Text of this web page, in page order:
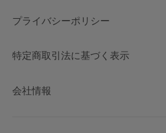
プライバシーポリシー
特定商取引法に基づく表示
会社情報